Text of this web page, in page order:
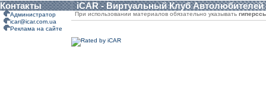
Контакты iCAR - Виртуальный Клуб Автолюбителей
Администратор
icar@icar.com.ua
Реклама на сайте
При использовании материалов обязательно указывать